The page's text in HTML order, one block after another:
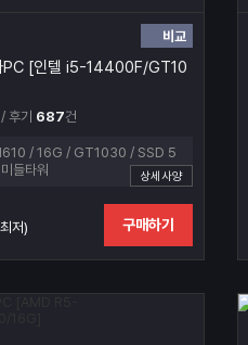
비교
PC [인텔 i5-14400F/GT10
후기 687건
/ 16G / GT1030 / SSD 5
들타워
상세사양
저) 구매하기